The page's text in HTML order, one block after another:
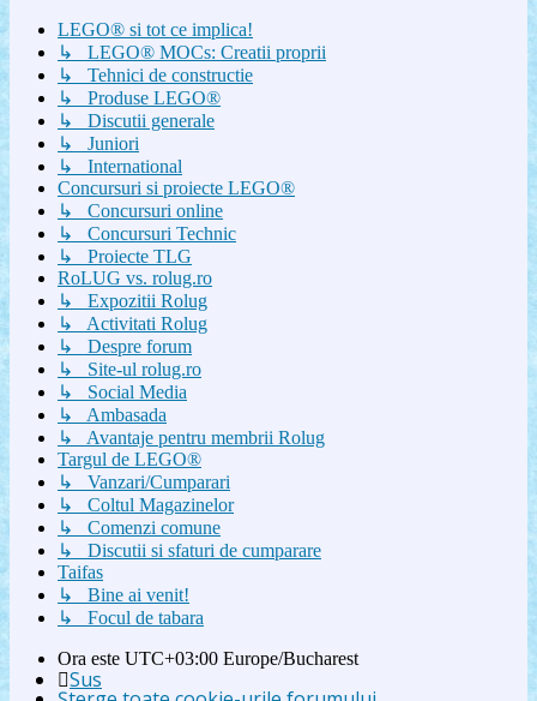
LEGO® si tot ce implica!
↳ LEGO® MOCs: Creatii proprii
↳ Tehnici de constructie
↳ Produse LEGO®
↳ Discutii generale
↳ Juniori
↳ International
Concursuri si proiecte LEGO®
↳ Concursuri online
↳ Concursuri Technic
↳ Proiecte TLG
RoLUG vs. rolug.ro
↳ Expozitii Rolug
↳ Activitati Rolug
↳ Despre forum
↳ Site-ul rolug.ro
↳ Social Media
↳ Ambasada
↳ Avantaje pentru membrii Rolug
Targul de LEGO®
↳ Vanzari/Cumparari
↳ Coltul Magazinelor
↳ Comenzi comune
↳ Discutii si sfaturi de cumparare
Taifas
↳ Bine ai venit!
↳ Focul de tabara
Ora este UTC+03:00 Europe/Bucharest
Sus